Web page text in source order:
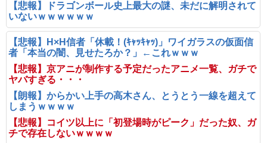
【悲報】ドラゴンボール史上最大の謎、未だに解明されて
いないｗｗｗｗｗｗ
【悲報】H×H信者「休載！(ｷｬｯｷｬｯ)」ワイガラスの仮面信
者「本当の闇、見せたろか？」←これｗｗｗ
【悲報】京アニが制作する予定だったアニメ一覧、ガチで
ヤバすぎる・・・
【朗報】からかい上手の高木さん、とうとう一線を超えて
しまうｗｗｗｗ
【悲報】コイツ以上に「初登場時がピーク」だった奴、ガ
チで存在しないｗｗｗｗ